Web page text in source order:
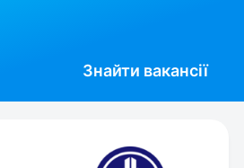
Знайти вакансії